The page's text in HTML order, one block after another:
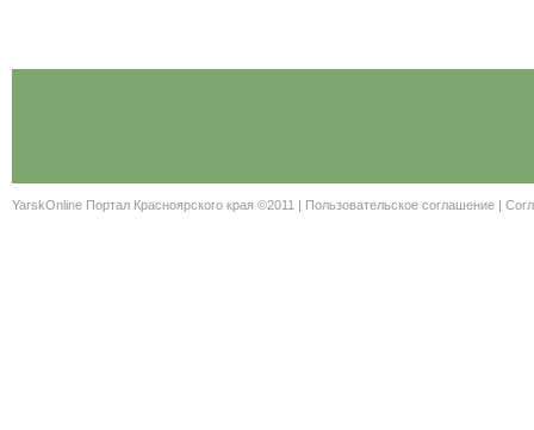
YarskOnline Портал Красноярского края ©2011 | Пользовательское соглашение |